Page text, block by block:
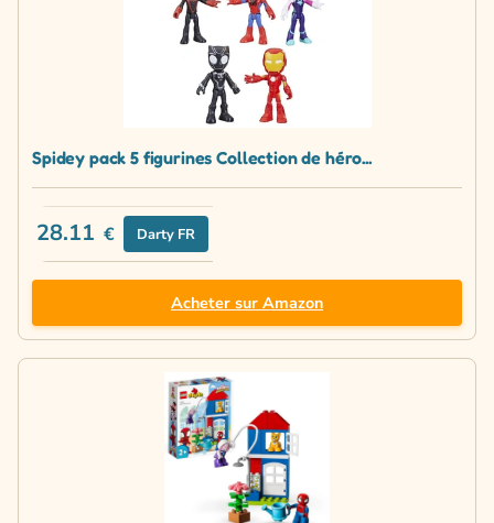
Spidey pack 5 figurines Collection de héro...
28.11 € Darty FR
Acheter sur Amazon